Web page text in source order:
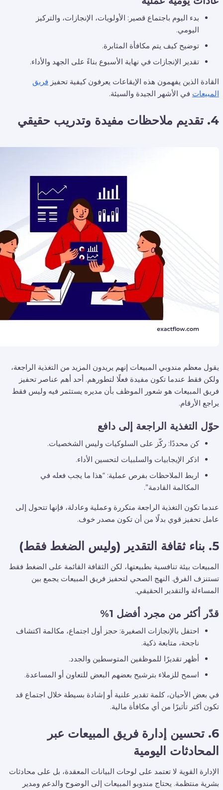
بدء اليوم باجتماع قصير: الأولويات، الإنجازات، والتركيز
اليومي.
توضيح كيف يتم مكافأة المثابرة.
تقدير الإنجازات في نهاية الأسبوع بناءً على الجهد والأداء.
القادة الذين يفهمون هذه الإيقاعات يعرفون كيفية تحفيز فريق
المبيعات في الأشهر الجيدة والسيئة.
4. تقديم ملاحظات مفيدة وتدريب حقيقي
يقول معظم مندوبي المبيعات إنهم يريدون المزيد من التغذية الراجعة،
ولكن فقط عندما تكون مفيدة فعلًا لتطورهم. أحد أهم عناصر تحفيز
فريق المبيعات هو شعور الموظف بأن مديره يستثمر فيه وليس فقط
يراجع الأرقام.
حوّل التغذية الراجعة إلى دافع
كن محددًا: ركّز على السلوكيات وليس الشخصيات.
اذكر الإيجابيات والسلبيات لتحسين الأداء.
اربط الملاحظات بفرص عملية: “هذا ما يجب فعله في
المكالمة القادمة”.
عندما تكون التغذية الراجعة متكررة وعملية وعادلة، فإنها تتحول إلى
عامل تحفيز قوي بدلًا من أن تكون مصدر خوف.
5. بناء ثقافة التقدير (وليس الضغط فقط)
المبيعات بيئة تنافسية بطبيعتها، لكن الثقافة القائمة على الضغط فقط
تستنزف الفرق. النهج الصحي لتحفيز فريق المبيعات يجمع بين
المساءلة والتقدير الحقيقي.
قدّر أكثر من مجرد أفضل 1%
احتفل بالإنجازات الصغيرة: حجز أول اجتماع، مكالمة اكتشاف
ناجحة، متابعة ذكية.
أظهر تقديرًا للموظفين المتوسطين والجدد.
اسمح للزملاء بترشيح بعضهم البعض للتعاون أو المساعدة.
في بعض الأحيان، كلمة تقدير علنية أو إشادة بسيطة خلال اجتماع قد
تكون أكثر تأثيرًا من أي مكافأة مالية.
6. تحسين إدارة فريق المبيعات عبر
المحادثات اليومية
الإدارة القوية لا تعتمد على لوحات البيانات المعقدة، بل على محادثات
بشرية منتظمة. يحتاج مندوبو المبيعات إلى الوضوح والدعم ومدير